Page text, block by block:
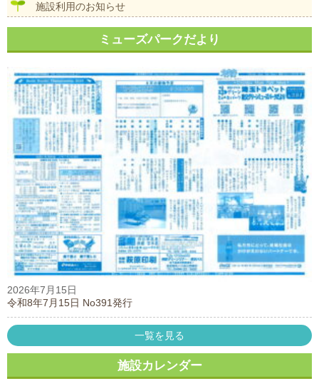
施設利用のお知らせ
ミューズパークだより
2026年7月15日
令和8年7月15日 No391発行
一覧を見る
施設カレンダー